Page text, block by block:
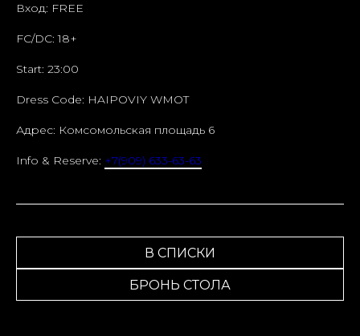
Вход: FREE
FC/DC: 18+
Start: 23:00
Dress Code: HAIPOVIY WMOT
Адрес: Комсомольская площадь 6
Info & Reserve: +7(909) 633-63-63
В СПИСКИ
БРОНЬ СТОЛА